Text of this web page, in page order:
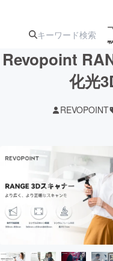
ターン
ジェ
アート・写真
テクノロジー
映像・映画
Revopoint
化光
REVOPOINT